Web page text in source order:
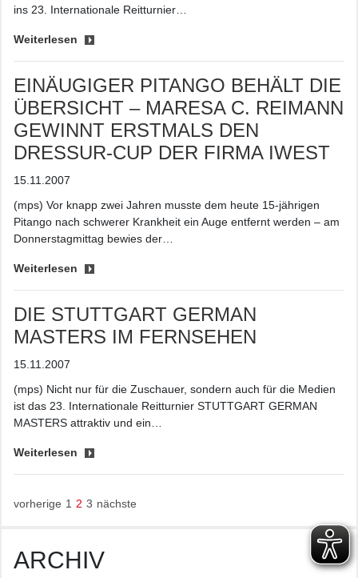
ins 23. Internationale Reitturnier…
Weiterlesen
EINÄUGIGER PITANGO BEHÄLT DIE
ÜBERSICHT – MARESA C. REIMANN
GEWINNT ERSTMALS DEN
DRESSUR-CUP DER FIRMA IWEST
15.11.2007
(mps) Vor knapp zwei Jahren musste dem heute 15-jährigen
Pitango nach schwerer Krankheit ein Auge entfernt werden – am
Donnerstagmittag bewies der…
Weiterlesen
DIE STUTTGART GERMAN
MASTERS IM FERNSEHEN
15.11.2007
(mps) Nicht nur für die Zuschauer, sondern auch für die Medien
ist das 23. Internationale Reitturnier STUTTGART GERMAN
MASTERS attraktiv und ein…
Weiterlesen
vorherige 1 2 3 nächste
ARCHIV